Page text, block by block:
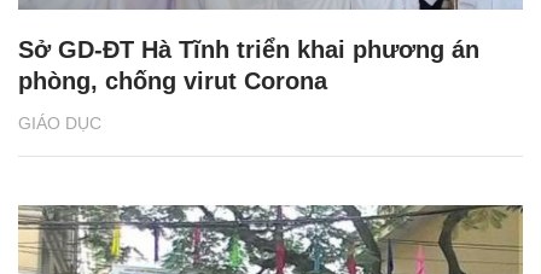
GIÁO DỤC
Sở GD-ĐT Hà Tĩnh triển khai phương án
phòng, chống virut Corona